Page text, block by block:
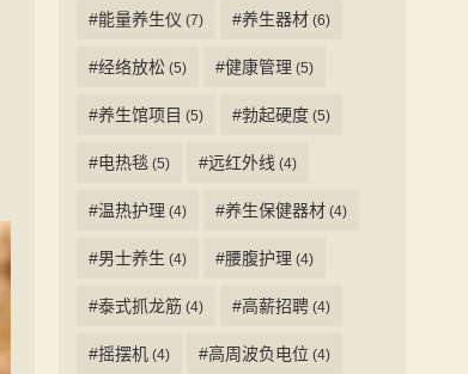
#能量养生仪 (7) #养生器材 (6)
#经络放松 (5) #健康管理 (5)
#养生馆项目 (5) #勃起硬度 (5)
#电热毯 (5) #远红外线 (4)
#温热护理 (4) #养生保健器材 (4)
#男士养生 (4) #腰腹护理 (4)
#泰式抓龙筋 (4) #高薪招聘 (4)
#摇摆机 (4) #高周波负电位 (4)